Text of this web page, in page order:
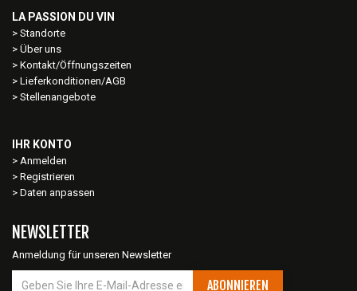
LA PASSION DU VIN
Standorte
Über uns
Kontakt/Öffnungszeiten
Lieferkonditionen/AGB
Stellenangebote
IHR KONTO
Anmelden
Registrieren
Daten anpassen
NEWSLETTER
Anmeldung für unseren Newsletter
ABONNIEREN